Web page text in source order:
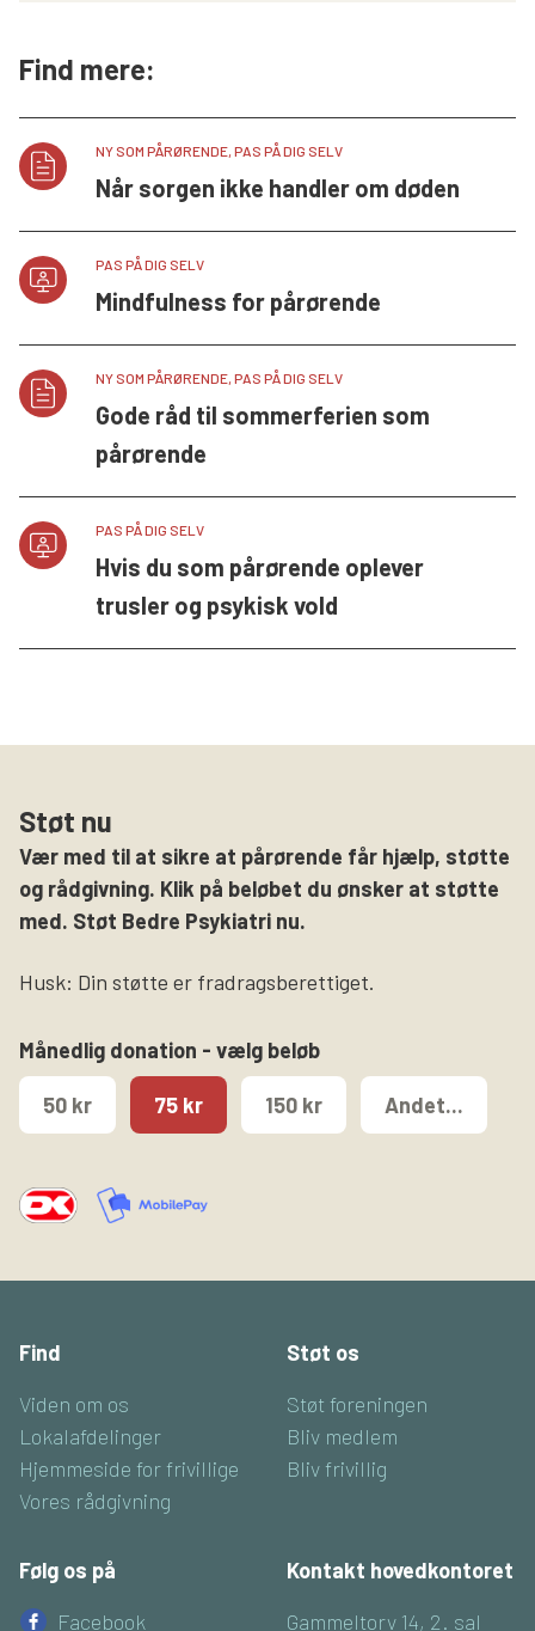
Find mere:
NY SOM PÅRØRENDE, PAS PÅ DIG SELV
Når sorgen ikke handler om døden
PAS PÅ DIG SELV
Mindfulness for pårørende
NY SOM PÅRØRENDE, PAS PÅ DIG SELV
Gode råd til sommerferien som
pårørende
PAS PÅ DIG SELV
Hvis du som pårørende oplever
trusler og psykisk vold
Støt nu
Vær med til at sikre at pårørende får hjælp, støtte
og rådgivning. Klik på beløbet du ønsker at støtte
med. Støt Bedre Psykiatri nu.
Husk: Din støtte er fradragsberettiget.
Månedlig donation - vælg beløb
50 kr 75 kr 150 kr Andet...
Find
Viden om os
Lokalafdelinger
Hjemmeside for frivillige
Vores rådgivning
Støt os
Støt foreningen
Bliv medlem
Bliv frivillig
Følg os på
Facebook
Kontakt hovedkontoret
Gammeltorv 14, 2. sal